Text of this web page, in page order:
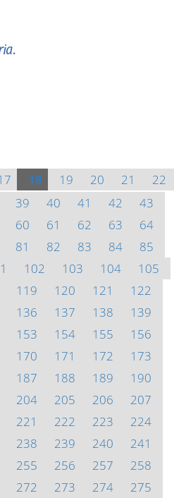
18 19 20 21
22
39 40 41 42
43
60 61 62 63
64
81 82 83 84
85
102 103 104
105
119 120 121
122
136 137 138
139
153 154 155
156
170 171 172
173
187 188 189
190
204 205 206
207
221 222 223
224
238 239 240
241
255 256 257
258
272 273 274 275